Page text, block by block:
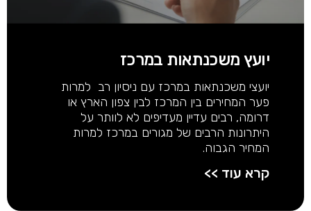
יועץ משכנתאות במרכז
יועצי משכנתאות במרכז עם ניסיון רב למרות
פער המחירים בין המרכז לבין צפון הארץ או
דרומה, רבים עדיין מעדיפים לא לוותר על
היתרונות הרבים של מגורים במרכז למרות
המחיר הגבוה.
קרא עוד >>